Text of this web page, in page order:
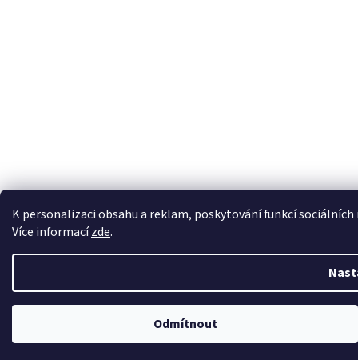
K personalizaci obsahu a reklam, poskytování funkcí
Více informacízde.
Odmítnout